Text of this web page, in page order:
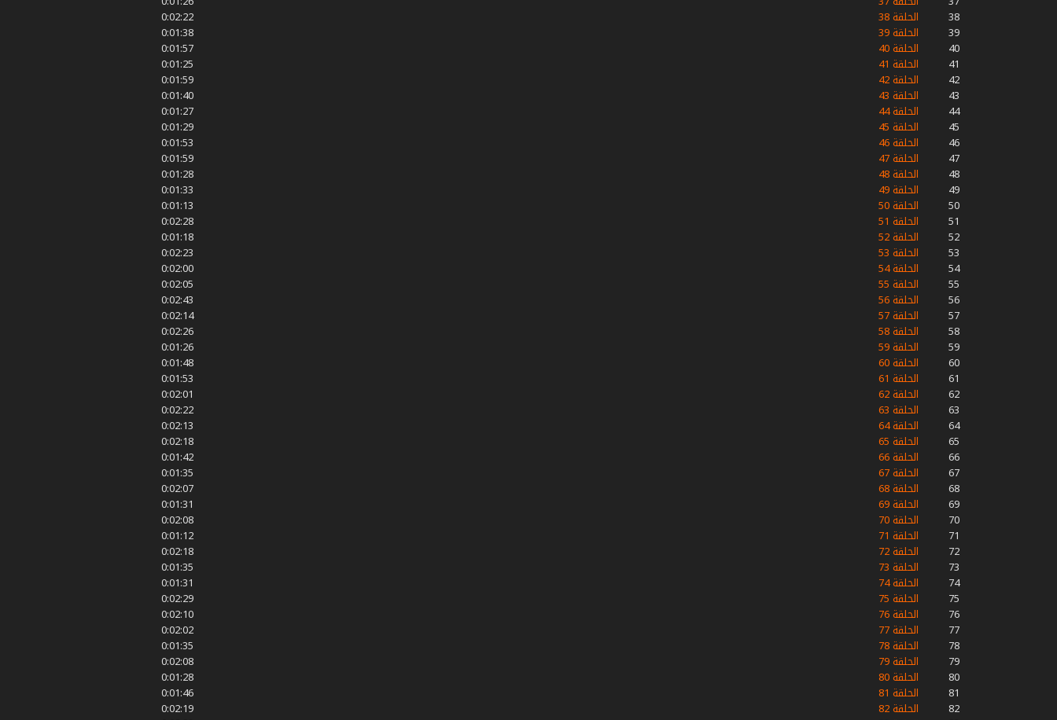
38
الحلقة 38
0:02:22
39
الحلقة 39
0:01:38
40
الحلقة 40
0:01:57
41
الحلقة 41
0:01:25
42
الحلقة 42
0:01:59
43
الحلقة 43
0:01:40
44
الحلقة 44
0:01:27
45
الحلقة 45
0:01:29
46
الحلقة 46
0:01:53
47
الحلقة 47
0:01:59
48
الحلقة 48
0:01:28
49
الحلقة 49
0:01:33
50
الحلقة 50
0:01:13
51
الحلقة 51
0:02:28
52
الحلقة 52
0:01:18
53
الحلقة 53
0:02:23
54
الحلقة 54
0:02:00
55
الحلقة 55
0:02:05
56
الحلقة 56
0:02:43
57
الحلقة 57
0:02:14
58
الحلقة 58
0:02:26
59
الحلقة 59
0:01:26
60
الحلقة 60
0:01:48
61
الحلقة 61
0:01:53
62
الحلقة 62
0:02:01
63
الحلقة 63
0:02:22
64
الحلقة 64
0:02:13
65
الحلقة 65
0:02:18
66
الحلقة 66
0:01:42
67
الحلقة 67
0:01:35
68
الحلقة 68
0:02:07
69
الحلقة 69
0:01:31
70
الحلقة 70
0:02:08
71
الحلقة 71
0:01:12
72
الحلقة 72
0:02:18
73
الحلقة 73
0:01:35
74
الحلقة 74
0:01:31
75
الحلقة 75
0:02:29
76
الحلقة 76
0:02:10
77
الحلقة 77
0:02:02
78
الحلقة 78
0:01:35
79
الحلقة 79
0:02:08
80
الحلقة 80
0:01:28
81
الحلقة 81
0:01:46
82
الحلقة 82
0:02:19